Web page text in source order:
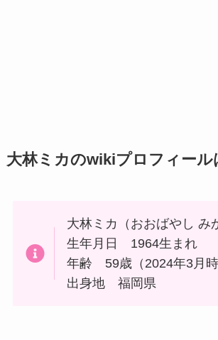
大林ミカのwikiプロフィール
大林ミカ（おおばやし み
生年月日 1964生まれ
年齢 59歳（2024年3月時
出身地 福岡県